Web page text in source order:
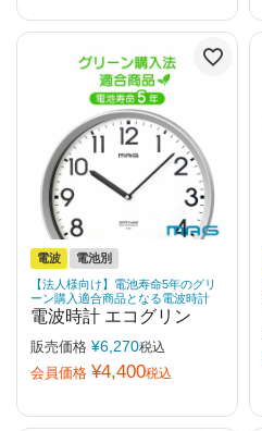
電波
電池別
【法人様向け】電池寿命5年のグリ
ーン購入適合商品となる電波時計
電波時計 エコグリン
販売価格 ¥6,270税込
会員価格 ¥4,400税込